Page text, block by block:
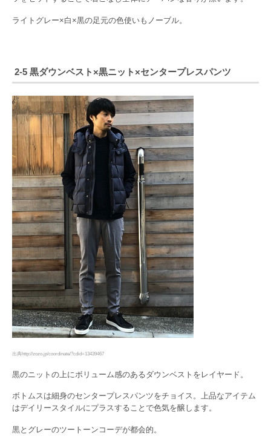
ライトグレー×白×黒の足元の色使いもノーブル。
2-5 黒ダウンベスト×黒ニット×センタープレスパンツ
出典http://zozo.jp/coordinate/?cdid=13439467
黒のニットの上にボリューム感のあるダウンベストをレイヤード。
ボトムスは細身のセンタープレスパンツをチョイス。上品なアイテム
はデイリースタイルにプラスすることで色気を醸します。
黒とグレーのツートーンコーデが都会的。